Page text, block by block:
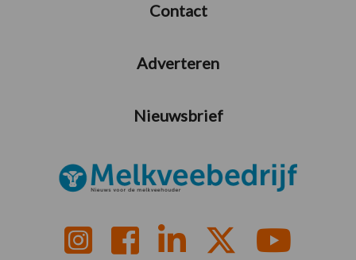
Contact
Adverteren
Nieuwsbrief